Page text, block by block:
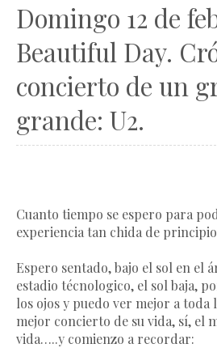
Domingo 12 de
Beautiful Day.
concierto de un
grande: U2.
Cuanto tiempo se espero para
experiencia tan chida de
Espero sentado, bajo el sol en el
estadio técnologico, el sol baja,
los ojos y puedo ver mejor a toda
mejor concierto de su vida, sí, el
vida…..y comienzo a recordar: